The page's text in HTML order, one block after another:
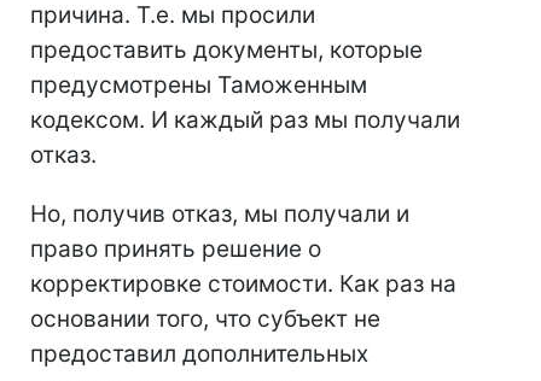
причина. Т.е. мы просили
предоставить документы, которые
предусмотрены Таможенным
кодексом. И каждый раз мы получали
отказ.
Но, получив отказ, мы получали и
право принять решение о
корректировке стоимости. Как раз на
основании того, что субъект не
предоставил дополнительных